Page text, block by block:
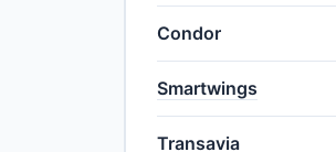
Condor
Smartwings
Transavia